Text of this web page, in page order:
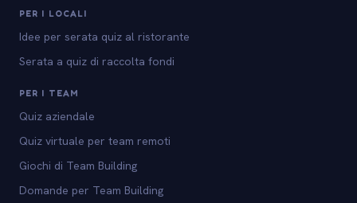
PER I LOCALI
Idee per serata quiz al ristorante
Serata a quiz di raccolta fondi
PER I TEAM
Quiz aziendale
Quiz virtuale per team remoti
Giochi di Team Building
Domande per Team Building